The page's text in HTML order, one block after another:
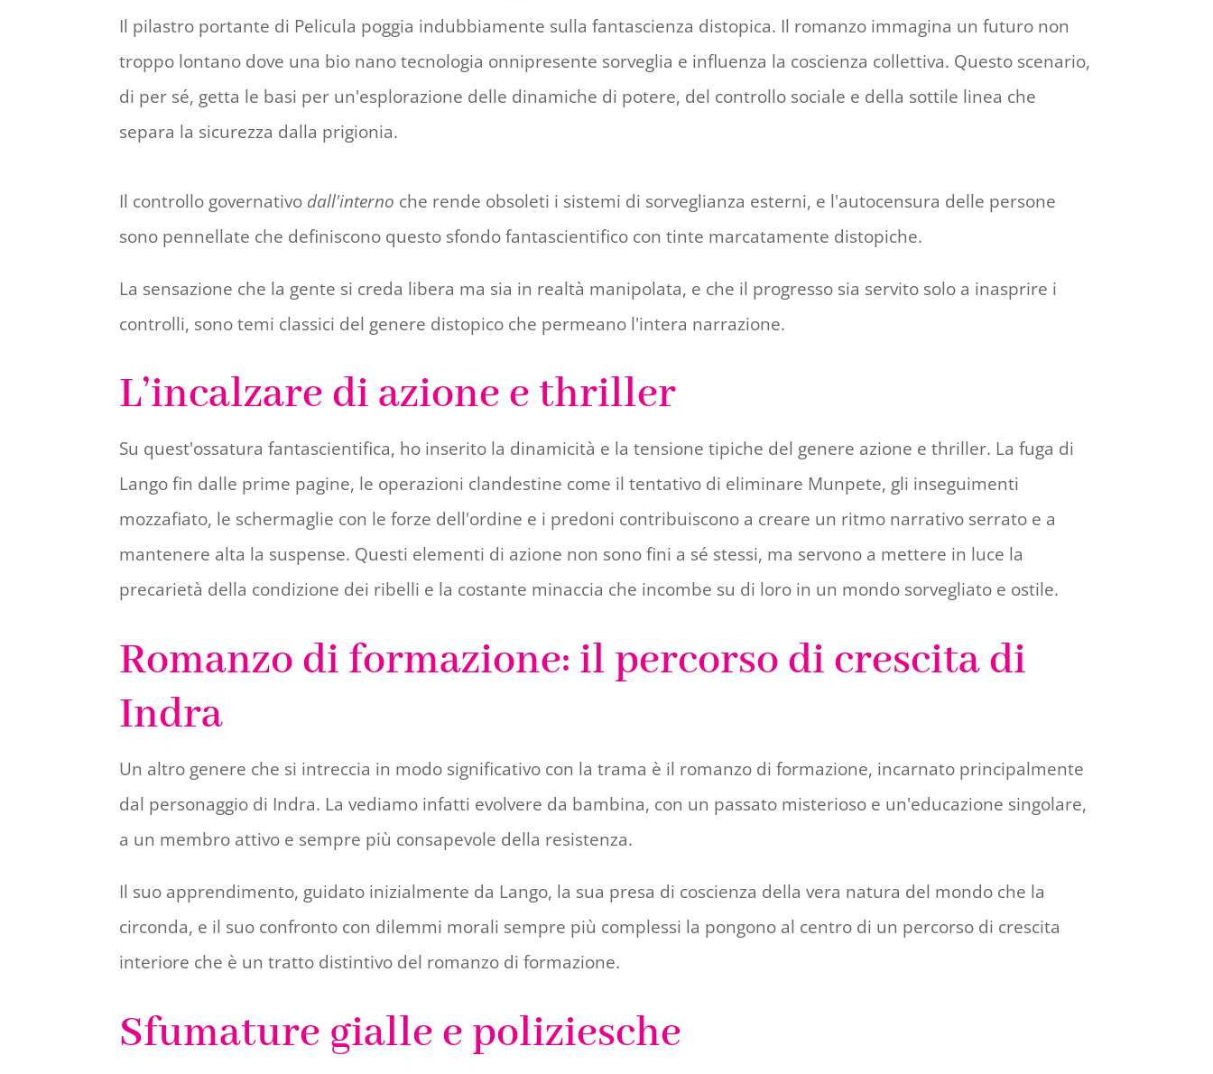
Il pilastro portante di Pelicula poggia indubbiamente sulla fantascienza distopica. Il romanzo immagina un futuro non
troppo lontano dove una bio nano tecnologia onnipresente sorveglia e influenza la coscienza collettiva. Questo scenario,
di per sé, getta le basi per un'esplorazione delle dinamiche di potere, del controllo sociale e della sottile linea che
separa la sicurezza dalla prigionia.
Il controllo governativo dall'interno che rende obsoleti i sistemi di sorveglianza esterni, e l'autocensura delle persone
sono pennellate che definiscono questo sfondo fantascientifico con tinte marcatamente distopiche.
La sensazione che la gente si creda libera ma sia in realtà manipolata, e che il progresso sia servito solo a inasprire i
controlli, sono temi classici del genere distopico che permeano l'intera narrazione.
L’incalzare di azione e thriller
Su quest'ossatura fantascientifica, ho inserito la dinamicità e la tensione tipiche del genere azione e thriller. La fuga di
Lango fin dalle prime pagine, le operazioni clandestine come il tentativo di eliminare Munpete, gli inseguimenti
mozzafiato, le schermaglie con le forze dell'ordine e i predoni contribuiscono a creare un ritmo narrativo serrato e a
mantenere alta la suspense. Questi elementi di azione non sono fini a sé stessi, ma servono a mettere in luce la
precarietà della condizione dei ribelli e la costante minaccia che incombe su di loro in un mondo sorvegliato e ostile.
Romanzo di formazione: il percorso di crescita di
Indra
Un altro genere che si intreccia in modo significativo con la trama è il romanzo di formazione, incarnato principalmente
dal personaggio di Indra. La vediamo infatti evolvere da bambina, con un passato misterioso e un'educazione singolare,
a un membro attivo e sempre più consapevole della resistenza.
Il suo apprendimento, guidato inizialmente da Lango, la sua presa di coscienza della vera natura del mondo che la
circonda, e il suo confronto con dilemmi morali sempre più complessi la pongono al centro di un percorso di crescita
interiore che è un tratto distintivo del romanzo di formazione.
Sfumature gialle e poliziesche